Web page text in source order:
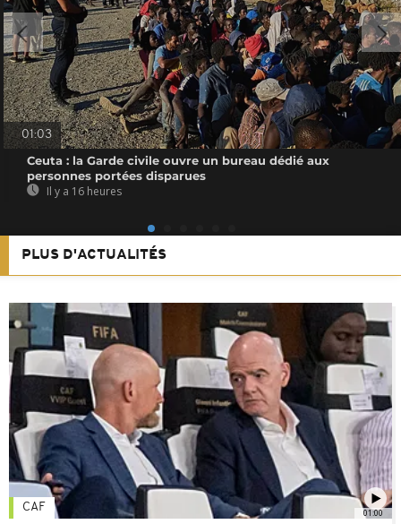
01:03
Ceuta : la Garde civile ouvre un bureau dédié aux
personnes portées disparues
Il y a 16 heures
PLUS D'ACTUALITÉS
01:00
CAF